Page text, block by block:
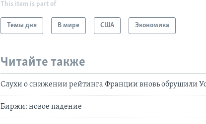
This item is part of
Темы дня В мире США Экономика
Читайте также
Слухи о снижении рейтинга Франции вновь обрушили
Биржи: новое падение